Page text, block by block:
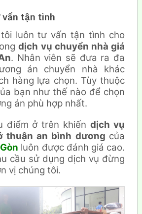
tận tình
luôn tư vấn tận tình cho
dịch vụ chuyển nhà giá
. Nhân viên sẽ đưa ra đa
án chuyển nhà khác
hàng lựa chọn. Tùy thuộc
bạn như thế nào để chọn
án phù hợp nhất.
điểm ở trên khiếndịch vụ
thuận an bình dương của
luôn được đánh giá cao.
cầu sử dụng dịch vụ đừng
vị chúng tôi.